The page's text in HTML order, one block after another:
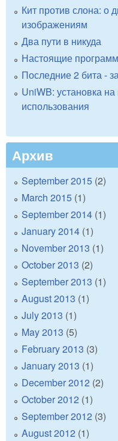
Кит против слона: о
изображениям
Два пути в никуда
Настоящие
Последние 2 бита -
UniWB: установка
использования
Архив
September 2015 (2)
March 2015 (1)
September 2014 (1)
January 2014 (1)
November 2013 (1)
October 2013 (2)
September 2013 (1)
August 2013 (1)
July 2013 (1)
May 2013 (5)
February 2013 (3)
January 2013 (1)
December 2012 (2)
October 2012 (1)
September 2012 (3)
August 2012 (1)